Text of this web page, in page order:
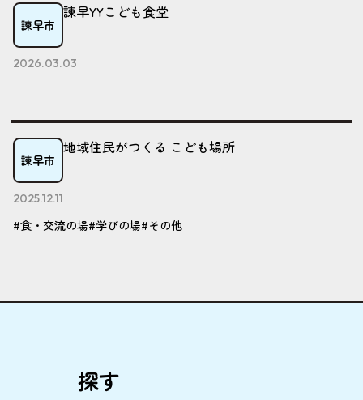
諫早市
諫早YYこども食堂
2026.03.03
諫早市
地域住民がつくる こども場所
2025.12.11
#食・交流の場#学びの場#その他
探す